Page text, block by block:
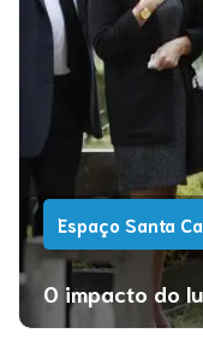
Espaço Santa
O impacto do